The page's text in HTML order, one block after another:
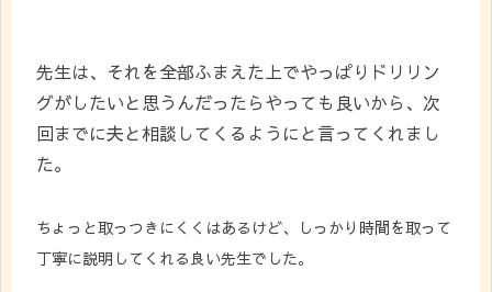
先生は、それを全部ふまえた上でやっぱりドリリン
グがしたいと思うんだったらやっても良いから、次
回までに夫と相談してくるようにと言ってくれまし
た。
ちょっと取っつきにくくはあるけど、 しっかり 時間を取って
丁寧に説明してくれる良い先生でした。